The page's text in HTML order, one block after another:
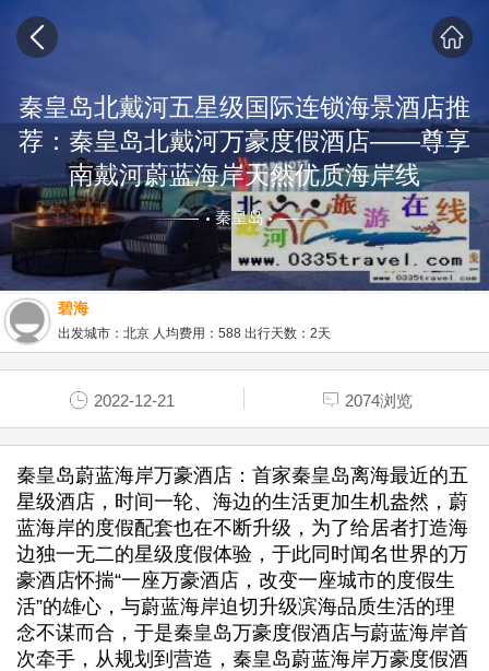
秦皇岛北戴河五星级国际连锁海景酒店推
荐：秦皇岛北戴河万豪度假酒店——尊享
南戴河蔚蓝海岸天然优质海岸线
秦皇岛
碧海
出发城市：北京 人均费用：588 出行天数：2天
2022-12-21 2074浏览
秦皇岛蔚蓝海岸万豪酒店：首家秦皇岛离海最近的五
星级酒店，时间一轮、海边的生活更加生机盎然，蔚
蓝海岸的度假配套也在不断升级，为了给居者打造海
边独一无二的星级度假体验，于此同时闻名世界的万
豪酒店怀揣“一座万豪酒店，改变一座城市的度假生
活”的雄心，与蔚蓝海岸迫切升级滨海品质生活的理
念不谋而合，于是秦皇岛万豪度假酒店与蔚蓝海岸首
次牵手，从规划到营造，秦皇岛蔚蓝海岸万豪度假酒